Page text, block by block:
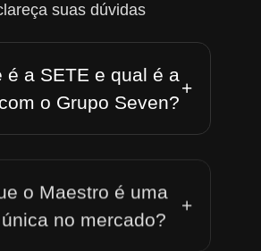
suas dúvidas
é a SETE e qual é a
o Grupo Seven?
+
o Maestro é uma
no mercado?
+